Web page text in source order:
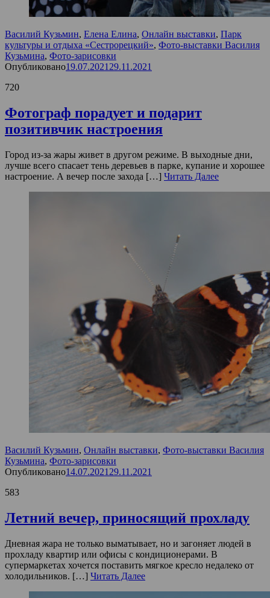
Василий Кузьмин, Елена Елина, Онлайн выставки, Парк
культуры и отдыха «Сестрорецкий», Фото-выставки Василия
Кузьмина, Фото-зарисовки
Опубликовано19.07.202129.11.2021
720
Фотограф порадует и подарит
позитивчик настроения
Город из-за жары живет в другом режиме. В выходные дни,
лучше всего спасает тень деревьев в парке, купание и хорошее
настроение. А вечер после захода […] Читать Далее
Василий Кузьмин, Онлайн выставки, Фото-выставки Василия
Кузьмина, Фото-зарисовки
Опубликовано14.07.2021 29.11.2021
583
Летний вечер, приносящий прохладу
Дневная жара не только выматывает, но и загоняет людей в
прохладу квартир или офисы с кондиционерами. В
супермаркетах хочется поставить мягкое кресло недалеко от
холодильников. […] Читать Далее